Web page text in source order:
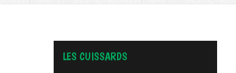
LES CUISSARDS